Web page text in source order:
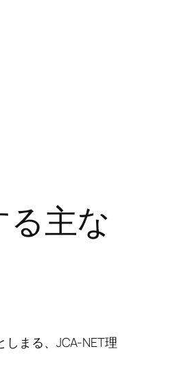
主な
まる、JCA-NET理